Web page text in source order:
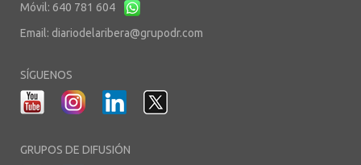
Móvil: 640 781 604
Email: diariodelaribera@grupodr.com
SÍGUENOS
GRUPOS DE DIFUSIÓN